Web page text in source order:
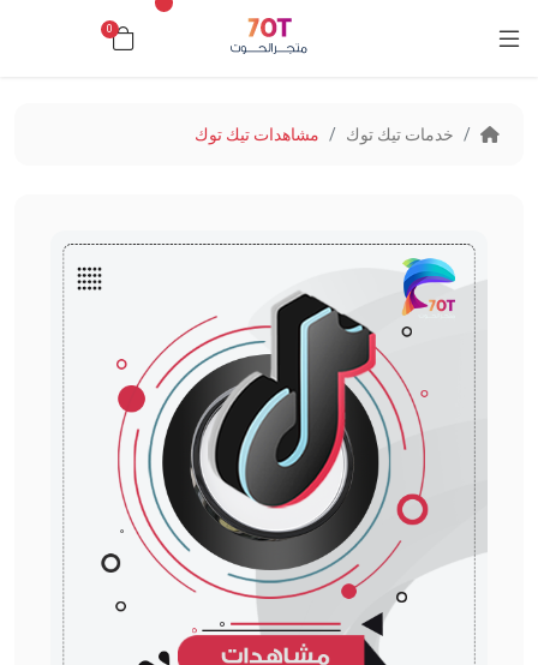
0 د.ك0.000
خدمات تيك توك مشاهدات تيك توك